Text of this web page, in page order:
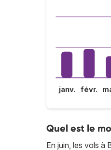
janv. févr.
Quel est le
En juin, les vols à